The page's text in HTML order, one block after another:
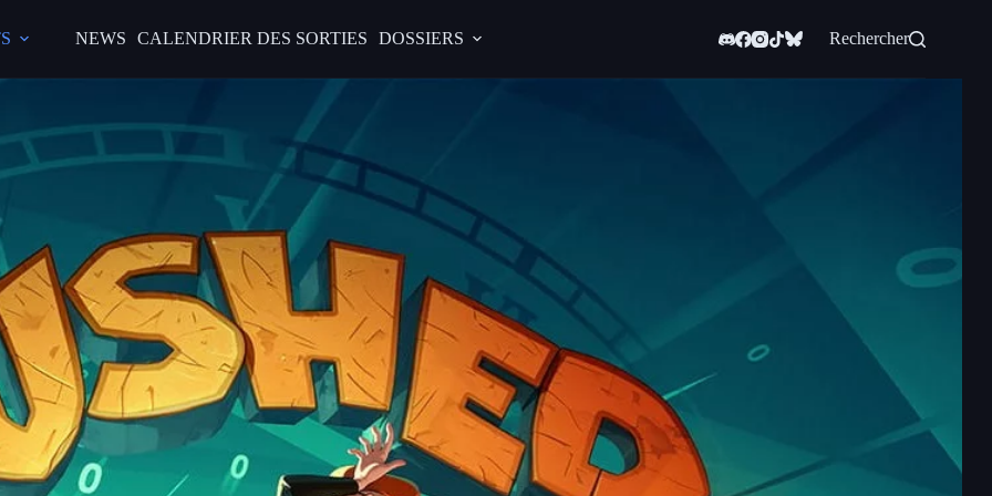
NEWS CALENDRIER DES SORTIES DOSSIERS Rechercher